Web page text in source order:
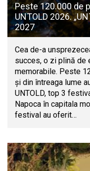
Peste 120.000 de
UNTOLD 2026.
2027
Cea de-a
succes, o zi plină de
memorabile. Peste
și din întreaga lume
UNTOLD, top 3
Napoca în capitala
festival au oferit…